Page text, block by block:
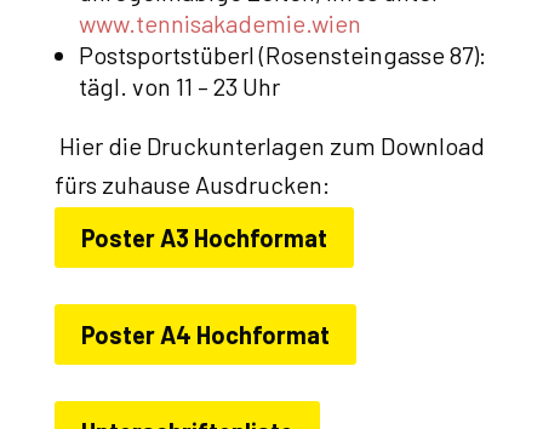
www.tennisakademie.wien
Postsportstüberl (Rosensteingasse 87):
tägl. von 11 – 23 Uhr
Hier die Druckunterlagen zum Download
fürs zuhause Ausdrucken:
Poster A3 Hochformat
Poster A4 Hochformat